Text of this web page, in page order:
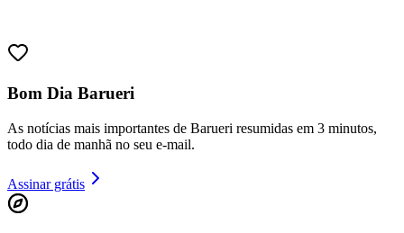
Bom Dia Barueri
As notícias mais importantes de Barueri resumidas em 3 minutos,
todo dia de manhã no seu e-mail.
Assinar grátis